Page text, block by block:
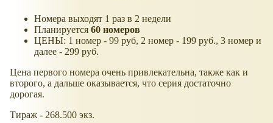
Номера выходят 1 раз в 2 недели
Планируется 60 номеров
ЦЕНЫ: 1 номер - 99 руб, 2 номер - 199 руб., 3 номер и
далее - 299 руб.
Цена первого номера очень привлекательна, также как и
второго, а дальше оказывается, что серия достаточно
дорогая.
Тираж - 268.500 экз.